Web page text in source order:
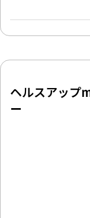
ヘルスアップ
ー